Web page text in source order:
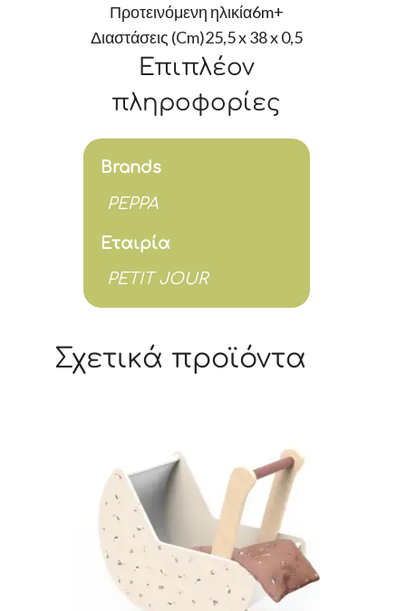
Προτεινόμενη ηλικία6m+
Διαστάσεις (Cm)25,5 x 38 x 0,5
Επιπλέον
πληροφορίες
Brands
PEPPA
Εταιρία
PETIT JOUR
Σχετικά προϊόντα